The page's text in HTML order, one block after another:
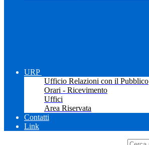
URP
Ufficio Relazioni con il Pubblico
Orari - Ricevimento
Uffici
Area Riservata
Contatti
Link